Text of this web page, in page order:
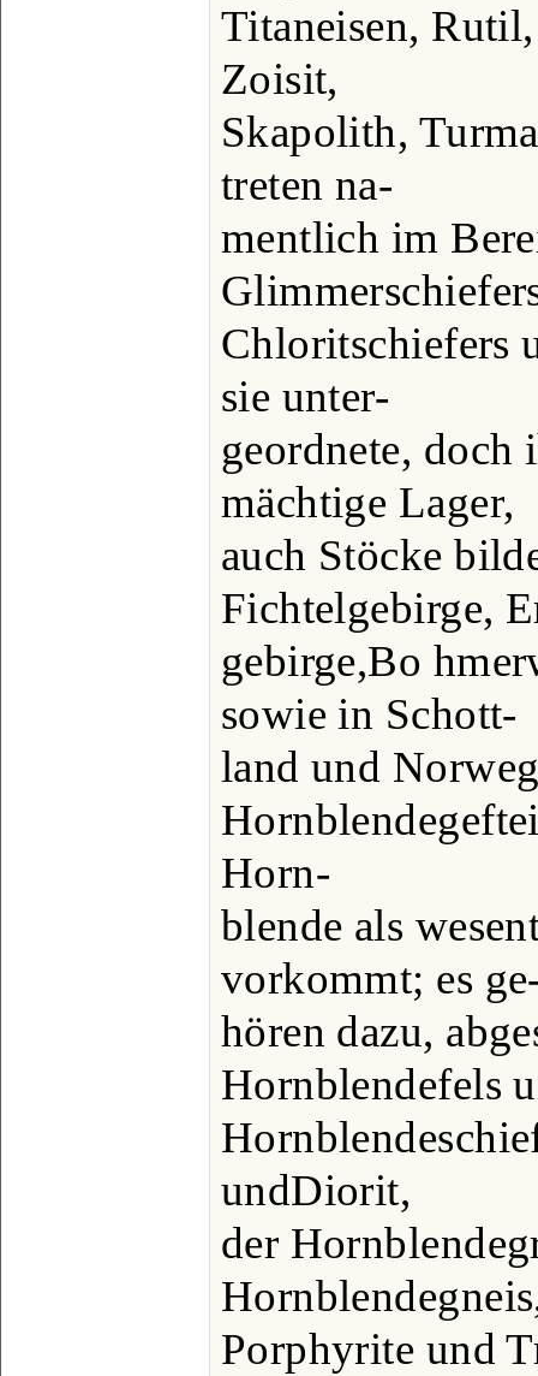
Titaneisen,
Zoisit,
Skapolith,
treten na-
mentlich im
Chloritschiefers
sie unter-
geordnete, doch
mächtige Lager,
auch Stöcke
Fichtelgebirge,
gebirge,Bo
sowie in Schott-
land und
Horn-
blende als
vorkommt; es
hören dazu,
Hornblendefels
undDiorit,
der
Porphyrite und